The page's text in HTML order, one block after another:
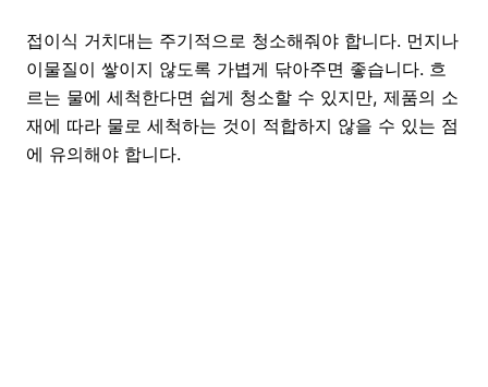
접이식 거치대는 주기적으로 청소해줘야 합니다. 먼지나
이물질이 쌓이지 않도록 가볍게 닦아주면 좋습니다. 흐
르는 물에 세척한다면 쉽게 청소할 수 있지만, 제품의 소
재에 따라 물로 세척하는 것이 적합하지 않을 수 있는 점
에 유의해야 합니다.